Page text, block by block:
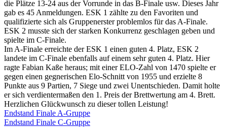
die Plätze 13-24 aus der Vorrunde in das B-Finale usw. Dieses Jahr
gab es 45 Anmeldungen. ESK 1 zählte zu den Favoriten und
qualifizierte sich als Gruppenerster problemlos für das A-Finale.
ESK 2 musste sich der starken Konkurrenz geschlagen geben und
spielte im C-Finale.
Im A-Finale erreichte der ESK 1 einen guten 4. Platz, ESK 2
landete im C-Finale ebenfalls auf einem sehr guten 4. Platz. Hier
ragte Fabian Kaße heraus; mit einer ELO-Zahl von 1470 spielte er
gegen einen gegnerischen Elo-Schnitt von 1955 und erzielte 8
Punkte aus 9 Partien, 7 Siege und zwei Unentschieden. Damit holte
er sich verdientermaßen den 1. Preis der Brettwertung am 4. Brett.
Herzlichen Glückwunsch zu dieser tollen Leistung!
Endstand Finale A-Gruppe
Endstand Finale C-Gruppe